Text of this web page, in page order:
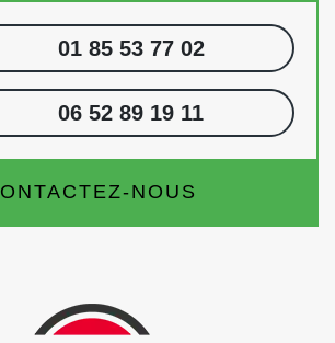
01 85 53 77 02
06 52 89 19 11
NOUS